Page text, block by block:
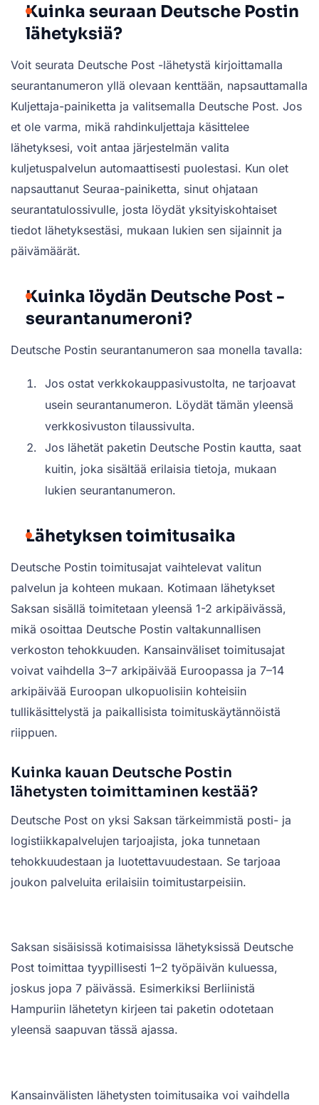
Kuinka seuraan Deutsche Postin
lähetyksiä?
Voit seurata Deutsche Post -lähetystä kirjoittamalla
seurantanumeron yllä olevaan kenttään, napsauttamalla
Kuljettaja-painiketta ja valitsemalla Deutsche Post. Jos
et ole varma, mikä rahdinkuljettaja käsittelee
lähetyksesi, voit antaa järjestelmän valita
kuljetuspalvelun automaattisesti puolestasi. Kun olet
napsauttanut Seuraa-painiketta, sinut ohjataan
seurantatulossivulle, josta löydät yksityiskohtaiset
tiedot lähetyksestäsi, mukaan lukien sen sijainnit ja
päivämäärät.
Kuinka löydän Deutsche Post -
seurantanumeroni?
Deutsche Postin seurantanumeron saa monella tavalla:
Jos ostat verkkokauppasivustolta, ne tarjoavat
usein seurantanumeron. Löydät tämän yleensä
verkkosivuston tilaussivulta.
Jos lähetät paketin Deutsche Postin kautta, saat
kuitin, joka sisältää erilaisia tietoja, mukaan
lukien seurantanumeron.
Lähetyksen toimitusaika
Deutsche Postin toimitusajat vaihtelevat valitun
palvelun ja kohteen mukaan. Kotimaan lähetykset
Saksan sisällä toimitetaan yleensä 1-2 arkipäivässä,
mikä osoittaa Deutsche Postin valtakunnallisen
verkoston tehokkuuden. Kansainväliset toimitusajat
voivat vaihdella 3–7 arkipäivää Euroopassa ja 7–14
arkipäivää Euroopan ulkopuolisiin kohteisiin
tullikäsittelystä ja paikallisista toimituskäytännöistä
riippuen.
Kuinka kauan Deutsche Postin
lähetysten toimittaminen kestää?
Deutsche Post on yksi Saksan tärkeimmistä posti- ja
logistiikkapalvelujen tarjoajista, joka tunnetaan
tehokkuudestaan ja luotettavuudestaan. Se tarjoaa
joukon palveluita erilaisiin toimitustarpeisiin.
Saksan sisäisissä kotimaisissa lähetyksissä Deutsche
Post toimittaa tyypillisesti 1–2 työpäivän kuluessa,
joskus jopa 7 päivässä. Esimerkiksi Berliinistä
Hampuriin lähetetyn kirjeen tai paketin odotetaan
yleensä saapuvan tässä ajassa.
Kansainvälisten lähetysten toimitusaika voi vaihdella